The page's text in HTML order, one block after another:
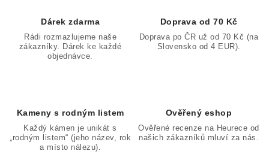
Dárek zdarma
Rádi rozmazlujeme naše
zákazníky. Dárek ke každé
objednávce.
Doprava od 70 Kč
Doprava po ČR už od 70 Kč (na
Slovensko od 4 EUR).
Kameny s rodným listem
Každý kámen je unikát s
„rodným listem“ (jeho název, rok
a místo nálezu).
Ověřený eshop
Ověřené recenze na Heurece od
našich zákazníků mluví za nás.